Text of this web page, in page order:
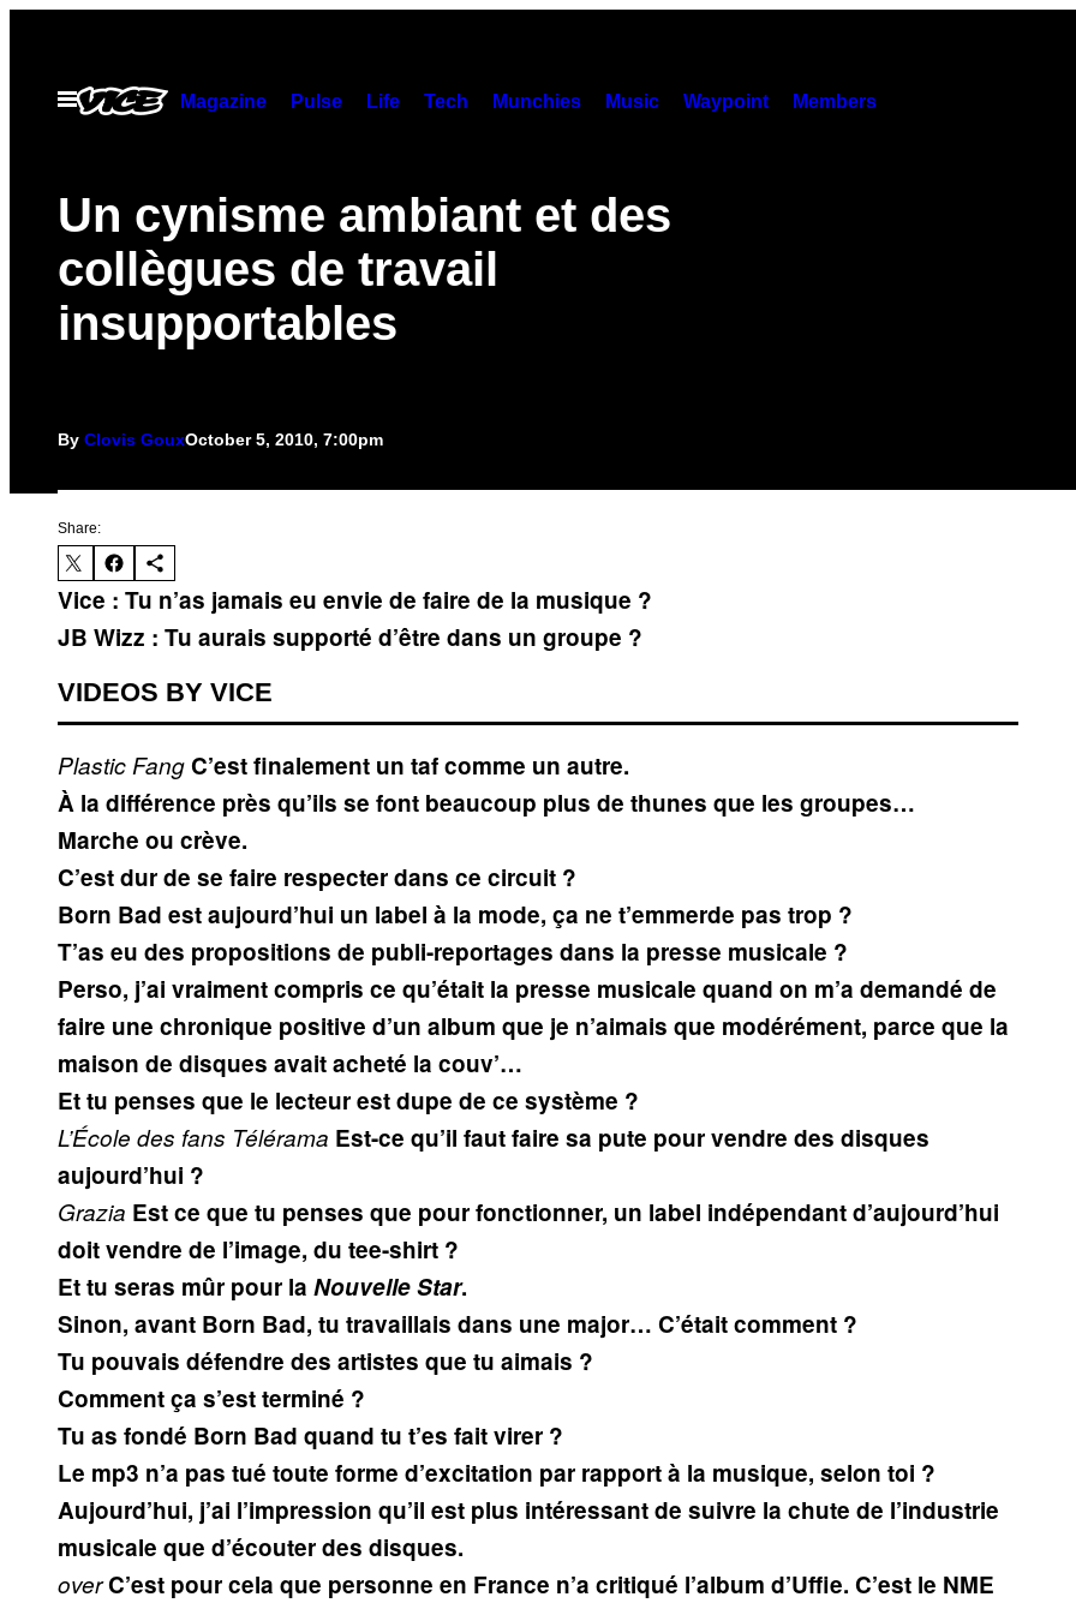
contentOpen
Menu
Magazine Pulse Life Tech Munchies Music Waypoint Members
Un cynisme ambiant et des
collègues de travail
insupportables
By Clovis GouxOctober 5, 2010, 7:00pm
Share:
Vice : Tu n’as jamais eu envie de faire de la musique ?
JB Wizz : Tu aurais supporté d’être dans un groupe ?
VIDEOS BY VICE
Plastic FangC’est finalement un taf comme un autre.
À la différence près qu’ils se font beaucoup plus de thunes que les groupes…
Marche ou crève.
C’est dur de se faire respecter dans ce circuit ?
Born Bad est aujourd’hui un label à la mode, ça ne t’emmerde pas trop ?
T’as eu des propositions de publi-reportages dans la presse musicale ?
Perso, j’ai vraiment compris ce qu’était la presse musicale quand on m’a demandé de
faire une chronique positive d’un album que je n’aimais que modérément, parce que la
maison de disques avait acheté la couv’…
Et tu penses que le lecteur est dupe de ce système ?
L’École des fans Télérama Est-ce qu’il faut faire sa pute pour vendre des disques
aujourd’hui ?
Grazia Est ce que tu penses que pour fonctionner, un label indépendant d’aujourd’hui
doit vendre de l’image, du tee-shirt ?
Et tu seras mûr pour la Nouvelle Star.
Sinon, avant Born Bad, tu travaillais dans une major… C’était comment ?
Tu pouvais défendre des artistes que tu aimais ?
Comment ça s’est terminé ?
Tu as fondé Born Bad quand tu t’es fait virer ?
Le mp3 n’a pas tué toute forme d’excitation par rapport à la musique, selon toi ?
Aujourd’hui, j’ai l’impression qu’il est plus intéressant de suivre la chute de l’industrie
musicale que d’écouter des disques.
overC’est pour cela que personne en France n’a critiqué l’album d’Uffie. C’est le NME